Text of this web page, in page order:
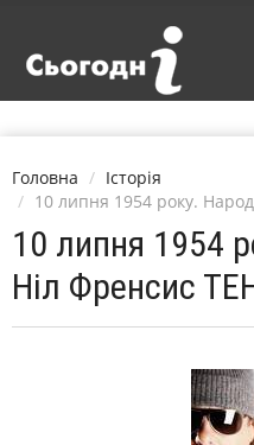
Головна
Історія
10 липня 1954 року.
10 липня 1954
Ніл Френсис